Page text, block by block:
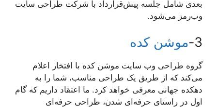
بعدی شامل جلسه پیش‌قرارداد با شرکت طراحی سایت
وب‌رمز می‌شود.
3- موشن کده
گروه طراحی وب سایت موشن کده با افتخار اعلام
می‌کند که از طریق یک طراحی مناسب، شما را به
دهکده جهانی معرفی خواهد کرد. ما اعتقاد داریم که گام
اول در راستای حرفه‌ای شدن، طراحی حرفه‌ای